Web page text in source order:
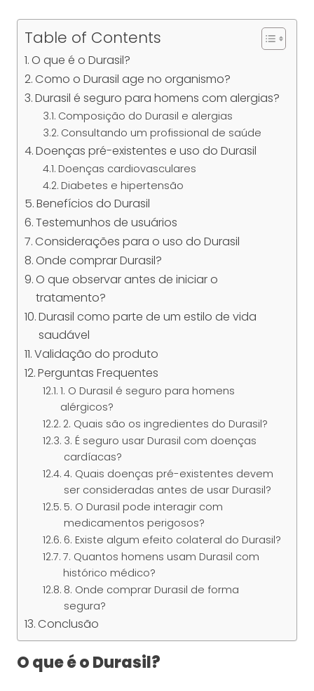
Table of Contents
O que é o Durasil?
Como o Durasil age no organismo?
Durasil é seguro para homens com alergias?
Composição do Durasil e alergias
Consultando um profissional de saúde
Doenças pré-existentes e uso do Durasil
Doenças cardiovasculares
Diabetes e hipertensão
Benefícios do Durasil
Testemunhos de usuários
Considerações para o uso do Durasil
Onde comprar Durasil?
O que observar antes de iniciar o
tratamento?
Durasil como parte de um estilo de vida
saudável
Validação do produto
Perguntas Frequentes
1. O Durasil é seguro para homens
alérgicos?
2. Quais são os ingredientes do Durasil?
3. É seguro usar Durasil com doenças
cardíacas?
4. Quais doenças pré-existentes devem
ser consideradas antes de usar Durasil?
5. O Durasil pode interagir com
medicamentos perigosos?
6. Existe algum efeito colateral do Durasil?
7. Quantos homens usam Durasil com
histórico médico?
8. Onde comprar Durasil de forma
segura?
Conclusão
O que é o Durasil?